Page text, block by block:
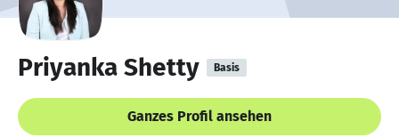
Priyanka Shetty Basis
Ganzes Profil ansehen